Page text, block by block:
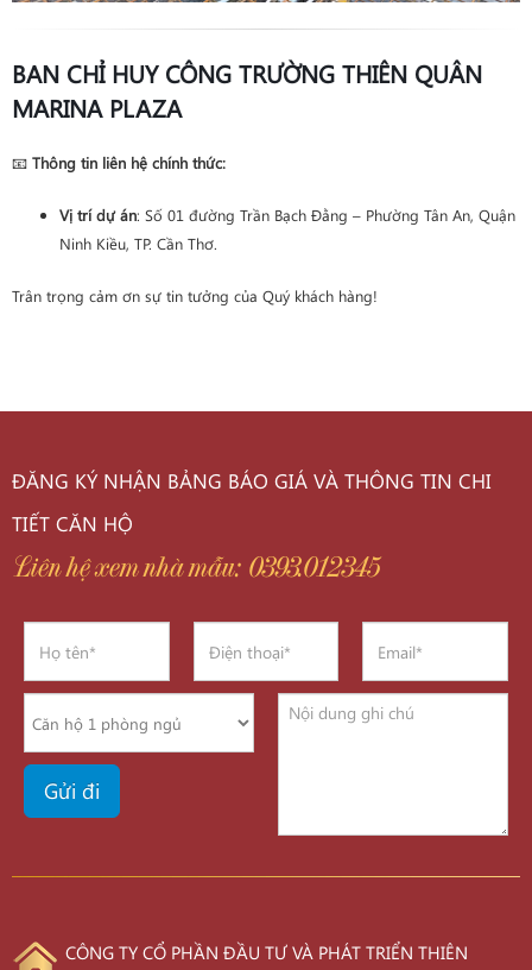
BAN CHỈ HUY CÔNG TRƯỜNG THIÊN QUÂN
MARINA PLAZA
📧 Thông tin liên hệ chính thức:
Vị trí dự án: Số 01 đường Trần Bạch Đằng – Phường Tân An, Quận
Ninh Kiều, TP. Cần Thơ.
Trân trọng cảm ơn sự tin tưởng của Quý khách hàng!
ĐĂNG KÝ NHẬN BẢNG BÁO GIÁ VÀ THÔNG TIN CHI
TIẾT CĂN HỘ
Liên hệ xem nhà mẫu: 0393.012345
CÔNG TY CỔ PHẦN ĐẦU TƯ VÀ PHÁT TRIỂN THIÊN